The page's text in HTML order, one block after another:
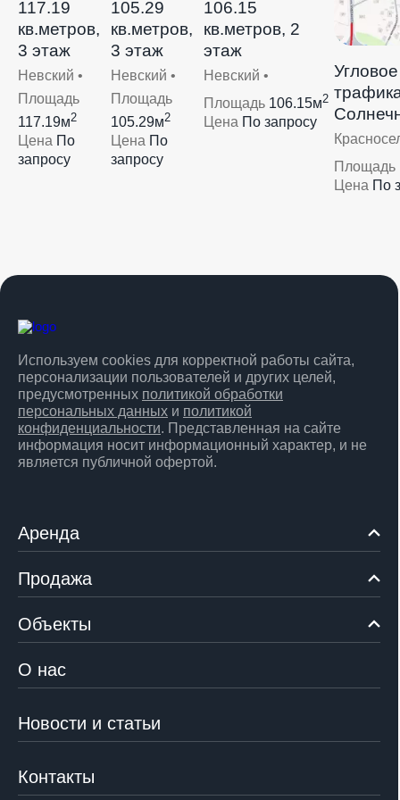
117.19
кв.метров,
3 этаж
Невский •
Площадь
117.19м2
Цена По
запросу
105.29
кв.метров,
3 этаж
Невский •
Площадь
105.29м2
Цена По
запросу
106.15
кв.метров, 2
этаж
Невский •
Площадь 106.15м2
Цена По запросу
Площадь
Цена По
Используем cookies для корректной работы сайта,
персонализации пользователей и других целей,
предусмотренных политикой обработки
персональных данных и политикой
конфиденциальности. Представленная на сайте
информация носит информационный характер, и не
является публичной офертой.
Аренда
Продажа
Объекты
О нас
Новости и статьи
Контакты